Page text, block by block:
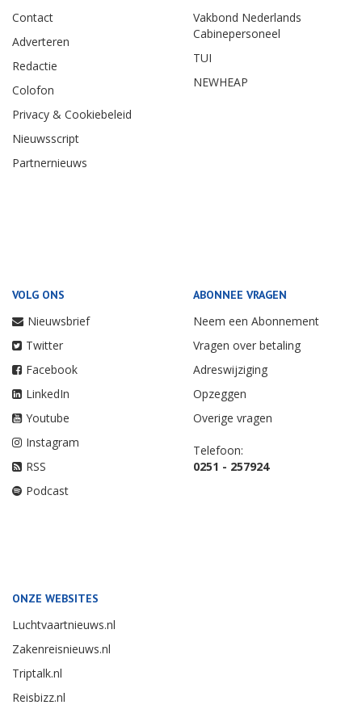
Contact
Adverteren
Redactie
Colofon
Privacy & Cookiebeleid
Nieuwsscript
Partnernieuws
Vakbond Nederlands
Cabinepersoneel
TUI
NEWHEAP
VOLG ONS
Nieuwsbrief
Twitter
Facebook
LinkedIn
Youtube
Instagram
RSS
Podcast
ABONNEE VRAGEN
Neem een Abonnement
Vragen over betaling
Adreswijziging
Opzeggen
Overige vragen
Telefoon:
0251 - 257924
ONZE WEBSITES
Luchtvaartnieuws.nl
Zakenreisnieuws.nl
Triptalk.nl
Reisbizz.nl